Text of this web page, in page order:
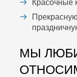
Красочные
МЫ